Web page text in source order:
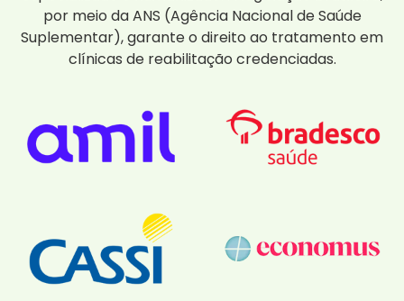
por meio da ANS (Agência Nacional de Saúde
Suplementar), garante o direito ao tratamento em
clínicas de reabilitação credenciadas.